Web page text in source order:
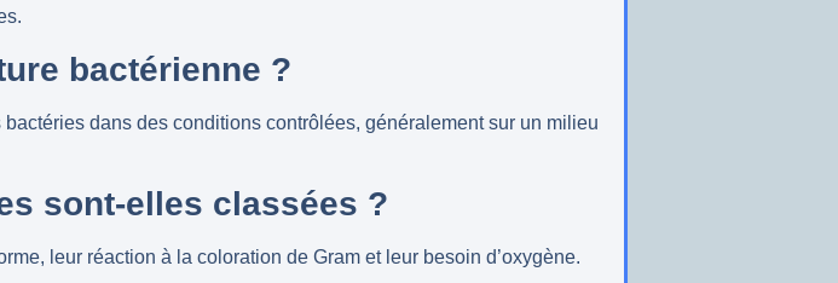
bactérienne ?
dans des conditions contrôlées, généralement sur un milieu
sont-elles classées ?
leur réaction à la coloration de Gram et leur besoin d’oxygène.